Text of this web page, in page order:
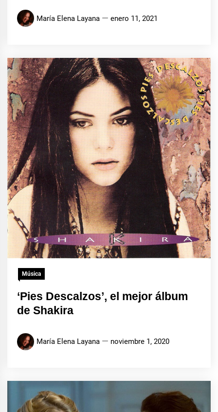
María Elena Layana enero 11, 2021
Música
‘Pies Descalzos’, el mejor álbum
de Shakira
María Elena Layana noviembre 1, 2020